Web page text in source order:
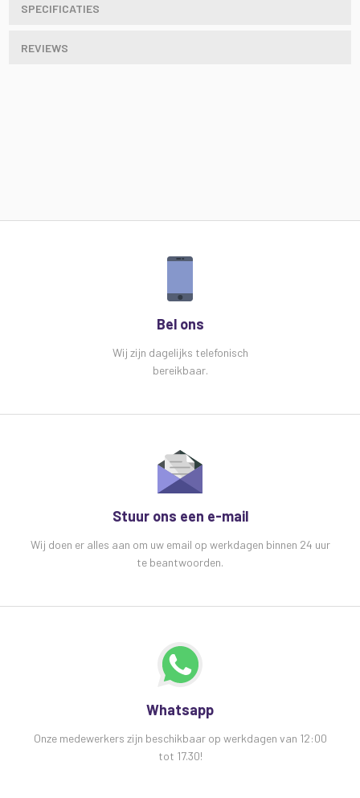
SPECIFICATIES
REVIEWS
Bel ons
Wij zijn dagelijks telefonisch
bereikbaar.
Stuur ons een e-mail
Wij doen er alles aan om uw email op werkdagen binnen 24 uur
te beantwoorden.
Whatsapp
Onze medewerkers zijn beschikbaar op werkdagen van 12:00
tot 17.30!